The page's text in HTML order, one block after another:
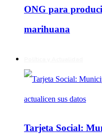
ONG para
marihuana
Tarjeta Social: